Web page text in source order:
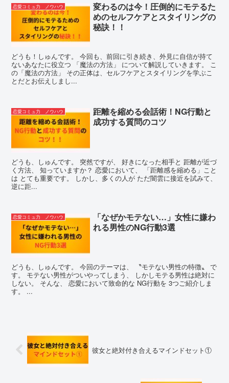
恋愛コミュ力 ノウハウ
変わるのは今！圧倒的にモテるた
めのセルフケアとスタイリングの
秘訣！！
どうも！しゅんです。 今回も、前回に引き続き、外見に自信が持て
ないあなたに役立つ 「魔法の方法」 について解説していきます。 こ
の「魔法の方法」 その正体は、セルフケアとスタイリングを学ぶこ
とだとお伝えしまし...
恋愛コミュ力 ノウハウ
距離を縮める会話術！NG行動と
成功する質問のコツ
どうも、しゅんです。 突然ですが、 好きになった相手と 距離が近づ
く方法、 知っていますか？ 恋愛において、 「距離感を縮める」こと
は とても重要です。 しかし、多くの人が ただ闇雲に接近を試みて、
逆に距...
恋愛コミュ力 ノウハウ
「なぜかモテない…」女性に嫌わ
れる男性のNG行動3選
どうも、しゅんです。 今回のテーマは、 〝モテない男性の特徴〟 で
す。 モテない男性がついやってしまう、 しかしモテる男性は絶対に
しない。 そんな、 恋愛において致命的な NG行動を 3つご紹介しま
す。 ...
彼女と絶対付き合えるマインドセット①